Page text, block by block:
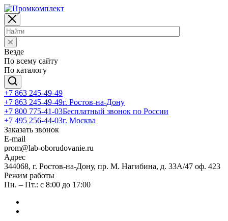
Везде
По всему сайту
По каталогу
+7 863 245-49-49
+7 863 245-49-49г. Ростов-на-Дону
+7 800 775-41-03Бесплатный звонок по России
+7 495 256-44-03г. Москва
Заказать звонок
E-mail
prom@lab-oborudovanie.ru
Адрес
344068, г. Ростов-на-Дону, пр. М. Нагибина, д. 33А/47 оф. 423
Режим работы
Пн. – Пт.: с 8:00 до 17:00